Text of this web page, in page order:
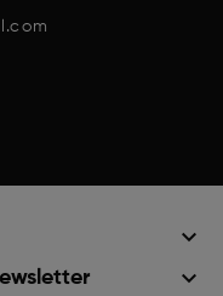
keyboard_arrow_down
keyboard_arrow_down